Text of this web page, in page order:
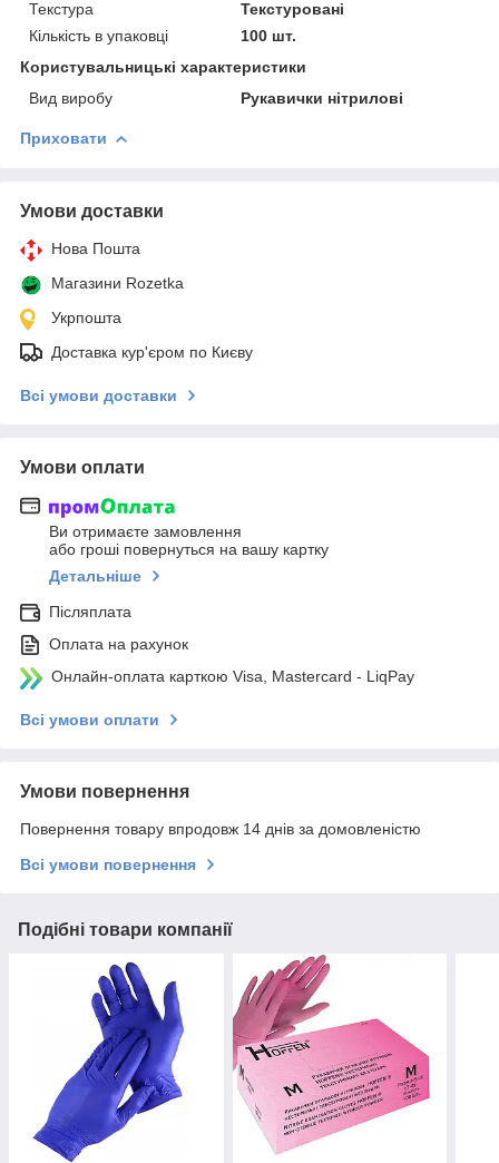
Текстура
Текстуровані
Кількість в упаковці
100 шт.
Користувальницькі характеристики
Вид виробу
Рукавички нітрилові
Приховати
Умови доставки
Нова Пошта
Магазини Rozetka
Укрпошта
Доставка кур'єром по Києву
Всі умови доставки
Умови оплати
Ви отримаєте замовлення
або гроші повернуться на вашу картку
Детальніше
Післяплата
Оплата на рахунок
Онлайн-оплата карткою Visa, Mastercard - LiqPay
Всі умови оплати
Умови повернення
Повернення товару впродовж 14 днів за домовленістю
Всі умови повернення
Подібні товари компанії